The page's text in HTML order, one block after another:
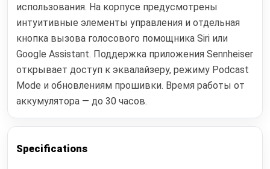
использования. На корпусе предусмотрены
интуитивные элементы управления и отдельная
кнопка вызова голосового помощника Siri или
Google Assistant. Поддержка приложения Sennheiser
открывает доступ к эквалайзеру, режиму Podcast
Mode и обновлениям прошивки. Время работы от
аккумулятора — до 30 часов.
Specifications